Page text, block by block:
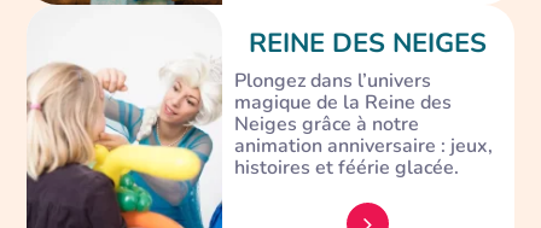
REINE DES NEIGES
Plongez dans l’univers
magique de la Reine des
Neiges grâce à notre
animation anniversaire : jeux,
histoires et féérie glacée.